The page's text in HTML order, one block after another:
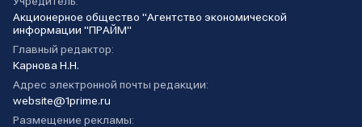
Акционерное общество "Агентство экономической
информации "ПРАЙМ"
Главный редактор:
Карнова Н.Н.
Адрес электронной почты редакции:
website@1prime.ru
Размещение рекламы: